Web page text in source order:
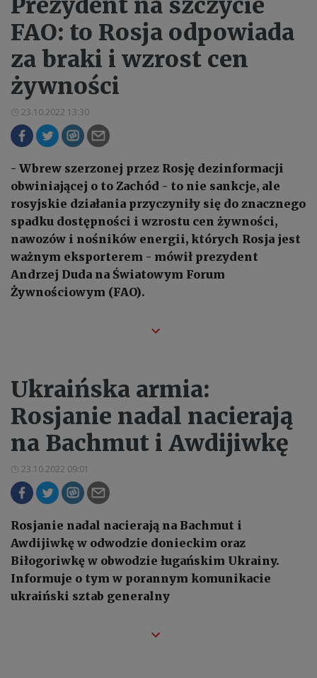
FAO: to Rosja odpowiada
za braki i wzrost cen
żywności
23.10.2022 13:30
- Wbrew szerzonej przez Rosję dezinformacji
obwiniającej o to Zachód - to nie sankcje, ale
rosyjskie działania przyczyniły się do znacznego
spadku dostępności i wzrostu cen żywności,
nawozów i nośników energii, których Rosja jest
ważnym eksporterem - mówił prezydent
Andrzej Duda na Światowym Forum
Żywnościowym (FAO).
Ukraińska armia:
Rosjanie nadal nacierają
na Bachmut i Awdijiwkę
23.10.2022 09:01
Rosjanie nadal nacierają na Bachmut i
Awdijiwkę w odwodzie donieckim oraz
Biłogoriwkę w obwodzie ługańskim Ukrainy.
Informuje o tym w porannym komunikacie
ukraiński sztab generalny